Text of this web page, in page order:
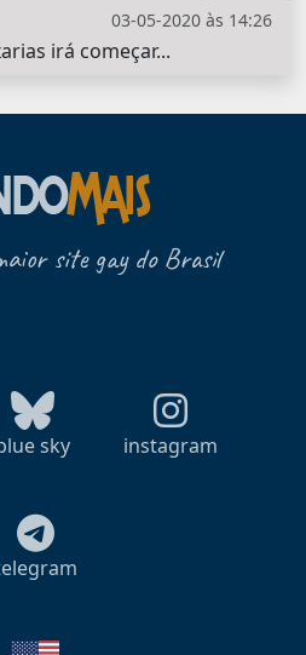
03-05-2020 às 14:26
irá começar...
site gay do Brasil
sky instagram